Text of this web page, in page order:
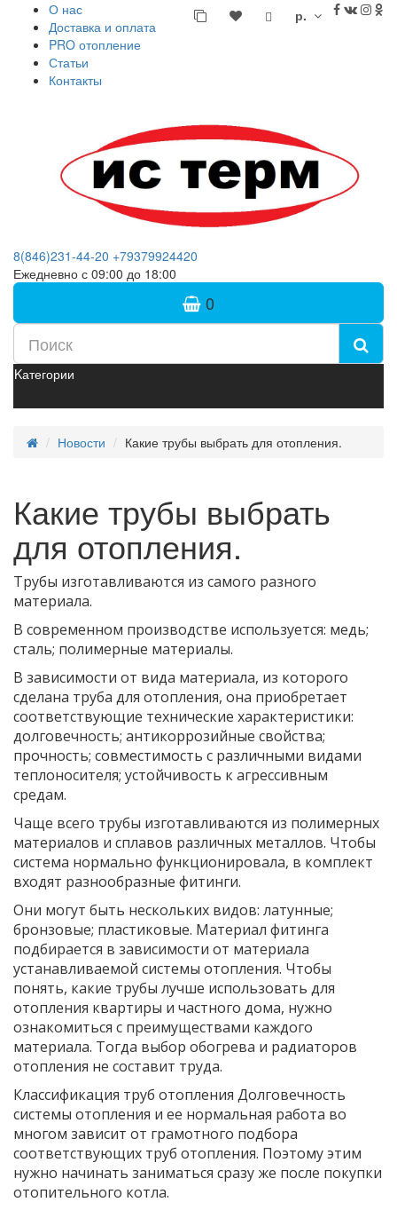
О нас
Доставка и оплата
PRO отопление
Статьи
Контакты
р.
8(846)231-44-20 +79379924420
Ежедневно с 09:00 до 18:00
0
Kатегории
Новости Какие трубы выбрать для отопления.
Какие трубы выбрать
для отопления.
Трубы изготавливаются из самого разного
материала.
В современном производстве используется: медь;
сталь; полимерные материалы.
В зависимости от вида материала, из которого
сделана труба для отопления, она приобретает
соответствующие технические характеристики:
долговечность; антикоррозийные свойства;
прочность; совместимость с различными видами
теплоносителя; устойчивость к агрессивным
средам.
Чаще всего трубы изготавливаются из полимерных
материалов и сплавов различных металлов. Чтобы
система нормально функционировала, в комплект
входят разнообразные фитинги.
Они могут быть нескольких видов: латунные;
бронзовые; пластиковые. Материал фитинга
подбирается в зависимости от материала
устанавливаемой системы отопления. Чтобы
понять, какие трубы лучше использовать для
отопления квартиры и частного дома, нужно
ознакомиться с преимуществами каждого
материала. Тогда выбор обогрева и радиаторов
отопления не составит труда.
Классификация труб отопления Долговечность
системы отопления и ее нормальная работа во
многом зависит от грамотного подбора
соответствующих труб отопления. Поэтому этим
нужно начинать заниматься сразу же после покупки
отопительного котла.